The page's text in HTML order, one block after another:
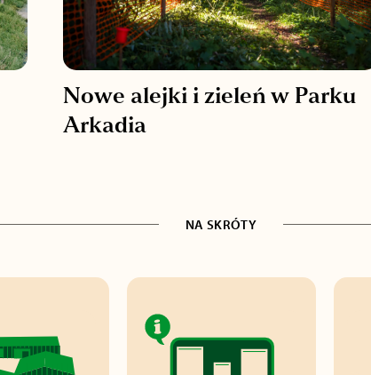
Nowe alejki i zieleń w Parku
Arkadia
NA SKRÓTY